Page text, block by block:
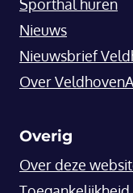
Sporthal huren
Nieuws
Nieuwsbrief
Over
Overig
Over deze